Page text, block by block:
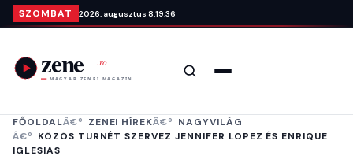
Ugrás a tartalomra
SZOMBAT 2026. augusztus 8. 19:36
Keresés
FŐOLDAL ZENEI HÍREK
NAGYVILÁG
KÖZÖS TURNÉT SZERVEZ JENNIFER LOPEZ ÉS ENRIQUE
IGLESIAS